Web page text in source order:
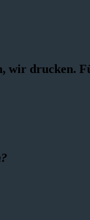
wir drucken.